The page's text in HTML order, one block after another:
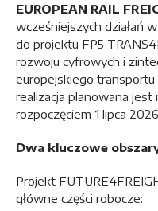
EUROPEAN RAIL
wcześniejszych działań
do projektu FP5
rozwoju cyfrowych i
europejskiego
realizacja planowana jest
rozpoczęciem 1 lipca
Dwa kluczowe
Projekt
główne części robocze: